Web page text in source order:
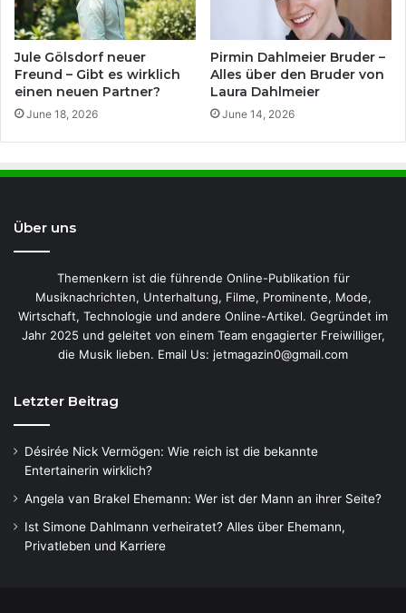
Jule Gölsdorf neuer
Freund – Gibt es wirklich
einen neuen Partner?
June 18, 2026
Pirmin Dahlmeier Bruder –
Alles über den Bruder von
Laura Dahlmeier
June 14, 2026
Über uns
Themenkern ist die führende Online-Publikation für
Musiknachrichten, Unterhaltung, Filme, Prominente, Mode,
Wirtschaft, Technologie und andere Online-Artikel. Gegründet im
Jahr 2025 und geleitet von einem Team engagierter Freiwilliger,
die Musik lieben. Email Us: jetmagazin0@gmail.com
Letzter Beitrag
Désirée Nick Vermögen: Wie reich ist die bekannte
Entertainerin wirklich?
Angela van Brakel Ehemann: Wer ist der Mann an ihrer Seite?
Ist Simone Dahlmann verheiratet? Alles über Ehemann,
Privatleben und Karriere